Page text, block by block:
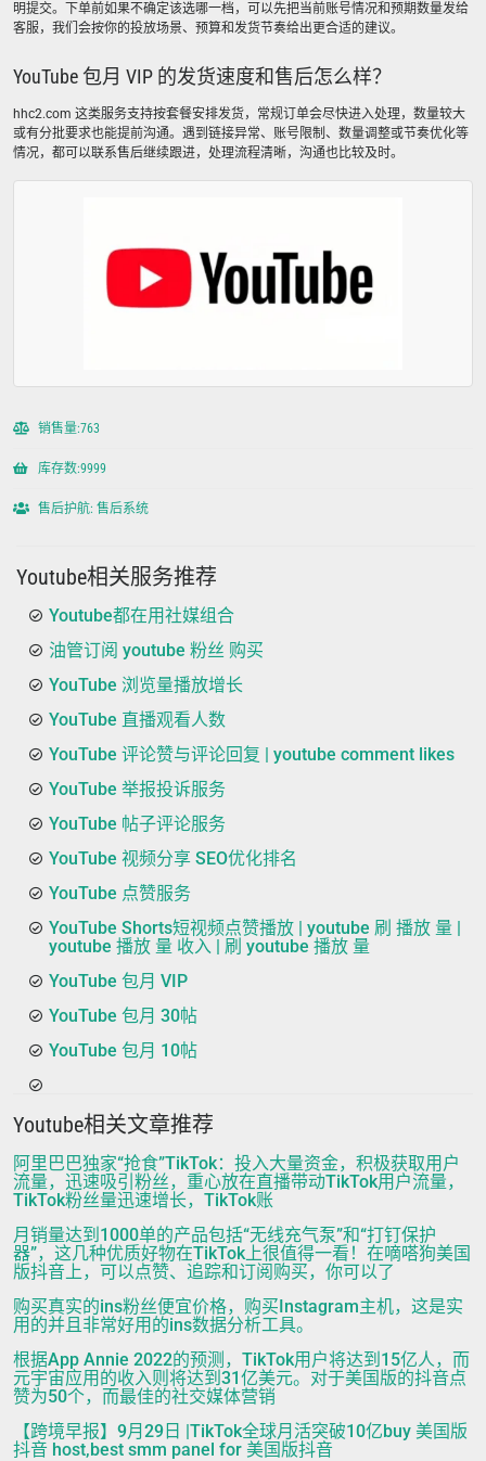
明提交。下单前如果不确定该选哪一档，可以先把当前账号情况和预期数量发给
客服，我们会按你的投放场景、预算和发货节奏给出更合适的建议。
YouTube 包月 VIP 的发货速度和售后怎么样？
hhc2.com 这类服务支持按套餐安排发货，常规订单会尽快进入处理，数量较大
或有分批要求也能提前沟通。遇到链接异常、账号限制、数量调整或节奏优化等
情况，都可以联系售后继续跟进，处理流程清晰，沟通也比较及时。
销售量:763
库存数:9999
售后护航: 售后系统
Youtube相关服务推荐
Youtube都在用社媒组合
油管订阅 youtube 粉丝 购买
YouTube 浏览量播放增长
YouTube 直播观看人数
YouTube 评论赞与评论回复 | youtube comment likes
YouTube 举报投诉服务
YouTube 帖子评论服务
YouTube 视频分享 SEO优化排名
YouTube 点赞服务
YouTube Shorts短视频点赞播放 | youtube 刷 播放 量 |
youtube 播放 量 收入 | 刷 youtube 播放 量
YouTube 包月 VIP
YouTube 包月 30帖
YouTube 包月 10帖
Youtube相关文章推荐
阿里巴巴独家“抢食”TikTok：投入大量资金，积极获取用户
流量，迅速吸引粉丝，重心放在直播带动TikTok用户流量，
TikTok粉丝量迅速增长，TikTok账
月销量达到1000单的产品包括“无线充气泵”和“打钉保护
器”，这几种优质好物在TikTok上很值得一看！在嘀嗒狗美国
版抖音上，可以点赞、追踪和订阅购买，你可以了
购买真实的ins粉丝便宜价格，购买Instagram主机，这是实
用的并且非常好用的ins数据分析工具。
根据App Annie 2022的预测，TikTok用户将达到15亿人，而
元宇宙应用的收入则将达到31亿美元。对于美国版的抖音点
赞为50个，而最佳的社交媒体营销
【跨境早报】9月29日 |TikTok全球月活突破10亿buy 美国版
抖音 host,best smm panel for 美国版抖音